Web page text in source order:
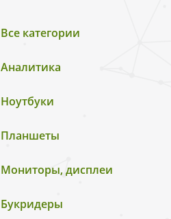
Все категории
Аналитика
Ноутбуки
Планшеты
Мониторы, дисплеи
Букридеры